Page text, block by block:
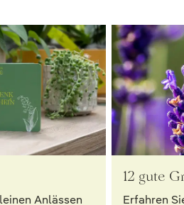
Anlässen
12 gute
Erfahren